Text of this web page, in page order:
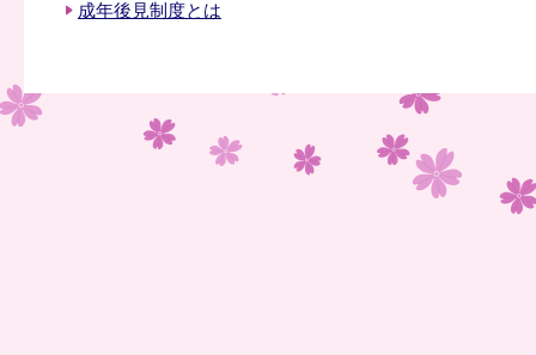
成年後見制度とは